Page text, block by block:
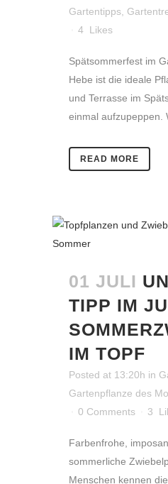
Gartentipps
4 Likes
Spätsommerfest im
Hebe ist die ideale
und Terrasse im
einmal aufzupeppen.
READ MORE
01 JULI
TIPP IM
IM TOPF
Posted at 13:20h in
Gartenpflanze des
0 Comments
3
Farbenfrohe,
sommerliche
Menschen kennen